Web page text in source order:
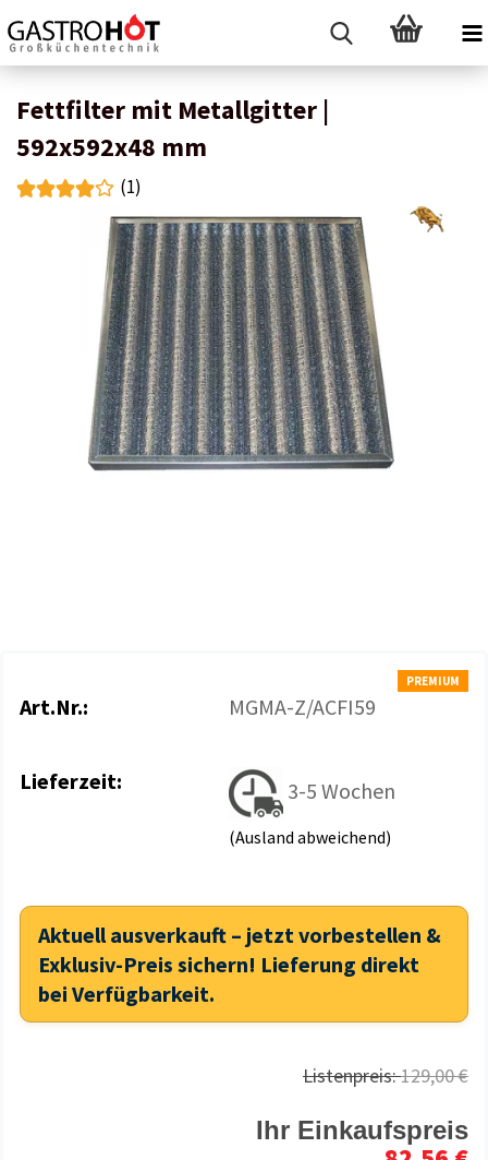
Fettfilter mit Metallgitter |
592x592x48 mm
(1)
PREMIUM
Art.Nr.: MGMA-Z/ACFI59
Lieferzeit: 3-5 Wochen
(Ausland abweichend)
Aktuell ausverkauft – jetzt vorbestellen &
Exklusiv-Preis sichern! Lieferung direkt
bei Verfügbarkeit.
Listenpreis:129,00 €
Ihr Einkaufspreis